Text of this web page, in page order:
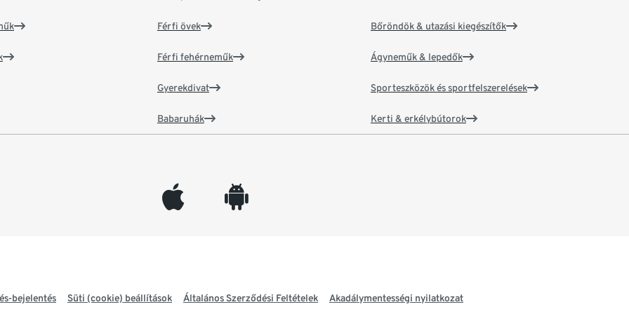
Férfi övek
Férfi fehérneműk
Gyerekdivat
Babaruhák
Bőröndök & utazási kiegészítők
Ágyneműk & lepedők
Sporteszközök és sportfelszerelések
Kerti & erkélybútorok
appleinc android
bejelentés Süti (cookie) beállítások Általános Szerződési Feltételek Akadálymentességi nyilatkozat